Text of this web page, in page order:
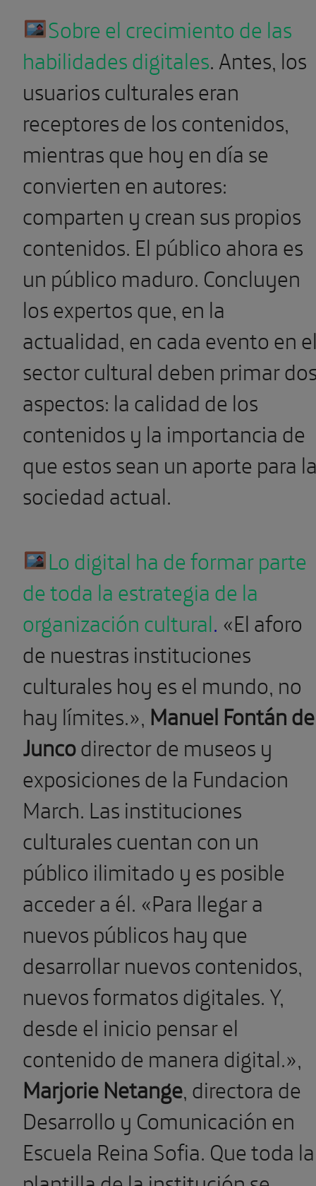
Sobre el crecimiento de las
habilidades digitales. Antes, los
usuarios culturales eran
receptores de los contenidos,
mientras que hoy en día se
convierten en autores:
comparten y crean sus propios
contenidos. El público ahora es
un público maduro. Concluyen
los expertos que, en la
actualidad, en cada evento en
sector cultural deben primar
aspectos: la calidad de los
contenidos y la importancia de
que estos sean un aporte para
sociedad actual.
Lo digital ha de formar parte
de toda la estrategia de la
organización cultural. «El aforo
de nuestras instituciones
culturales hoy es el mundo, no
hay límites.», Manuel Fontán
Juncodirector de museos y
exposiciones de la Fundacion
March. Las instituciones
culturales cuentan con un
público ilimitado y es posible
acceder a él. «Para llegar a
nuevos públicos hay que
desarrollar nuevos contenidos,
nuevos formatos digitales. Y,
desde el inicio pensar el
contenido de manera digital.»,
Marjorie Netange, directora de
Desarrollo y Comunicación en
Escuela Reina Sofia. Que toda la